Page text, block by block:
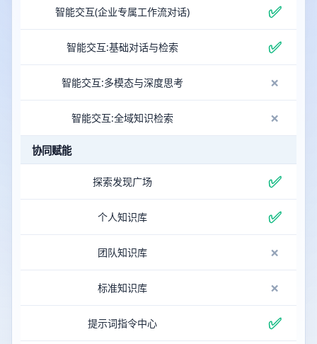
智能交互(企业专属工作流对话) ✅
智能交互:基础对话与检索 ✅
智能交互:多模态与深度思考 ×
智能交互:全域知识检索 ×
协同赋能
探索发现广场 ✅
个人知识库 ✅
团队知识库 ×
标准知识库 ×
提示词指令中心 ✅